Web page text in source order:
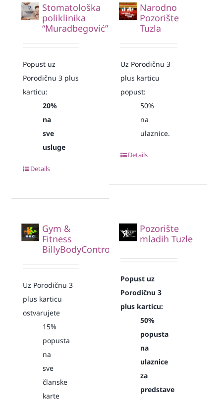
Stomatološka
poliklinika
“Muradbegović”
Popust uz
Porodičnu 3 plus
karticu:
20%
na
sve
usluge
Details
Narodno
Pozorište
Tuzla
Uz Porodičnu 3
plus karticu
popust:
50%
na
ulaznice.
Details
Gym &
Fitness
BillyBodyControl
Uz Porodičnu 3
plus karticu
ostvarujete
15%
popusta
na
sve
članske
karte
Pozorište
mladih Tuzle
Popust uz
Porodičnu 3
plus karticu:
50%
popusta
na
ulaznice
za
predstave